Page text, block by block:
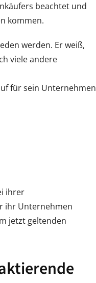
beachtet und
kommen.
werden. Er weiß,
viele andere
für sein Unternehmen
ihrer
ihr Unternehmen
jetzt geltenden